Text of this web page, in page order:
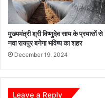
भें
ट
मुख्यमंत्री श्री विष्णुदेव साय के प्रयासों से
नवा रायपुर बनेगा भविष्य का शहर
December 19, 2024
Leave a Reply